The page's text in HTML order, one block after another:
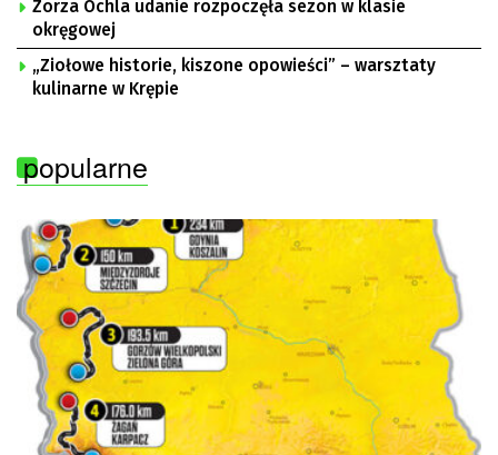
Zorza Ochla udanie rozpoczęła sezon w klasie
okręgowej
„Ziołowe historie, kiszone opowieści” – warsztaty
kulinarne w Krępie
popularne